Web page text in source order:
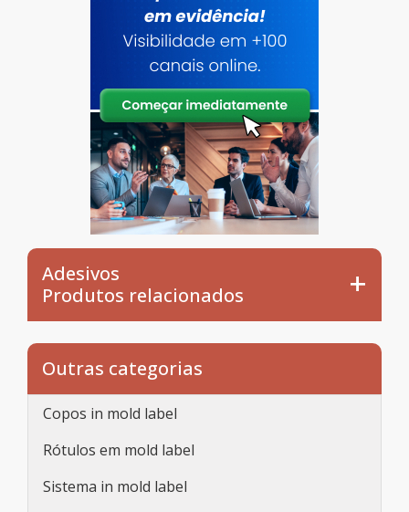
Adesivos
Produtos relacionados
Outras categorias
Copos in mold label
Rótulos em mold label
Sistema in mold label